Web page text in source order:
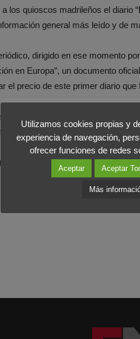
los quioscos madrileños el
general más leído y de
dirigido en ese momento
en Europa”, un documento
el precio de este primer diario que
de la muerte de Franco y desde
que ha recibido, destaca
queremos felicitar a todas las
Utilizamos cookies propias y
experiencia de navegación,
ofrecer funciones de redes
Aceptar Aceptar
Más